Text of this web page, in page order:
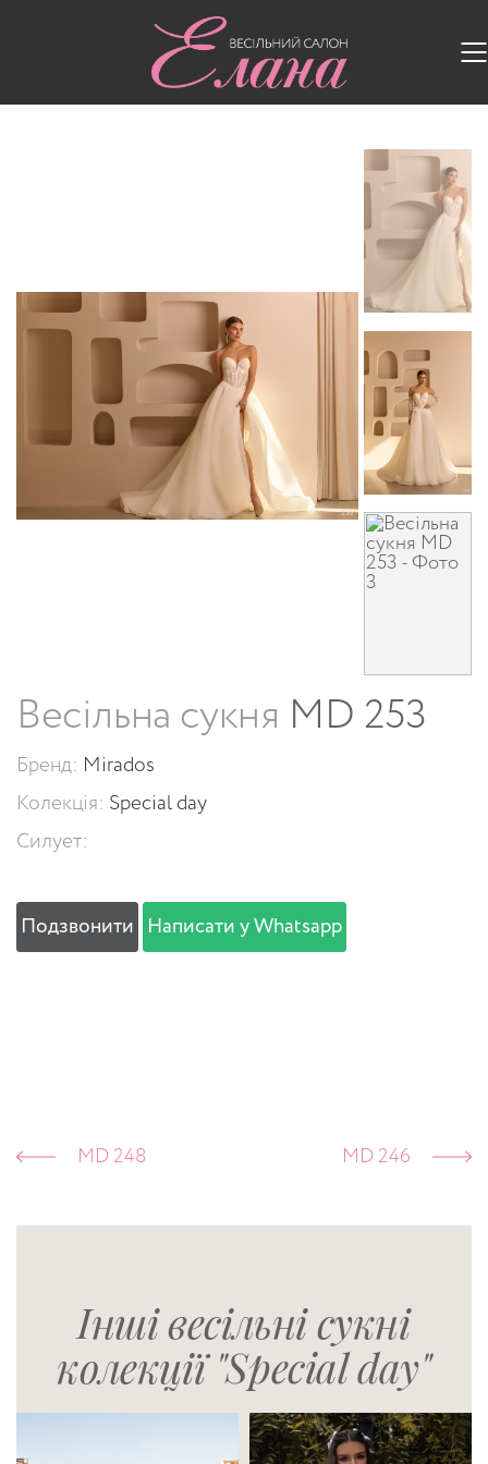
Весільні сукні/
Весільна сукня MD 253
Бренд: Mirados
Колекція: Special day
Силует:
Подзвонити Написати у Whatsapp
MD 248 MD 246
Інші весільні сукні
колекції "Special day"